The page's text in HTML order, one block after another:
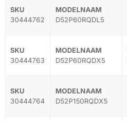
30444762 D52P60RQDL5
30444763 D52P60RQDX5
30444764 D52P150RQDX5